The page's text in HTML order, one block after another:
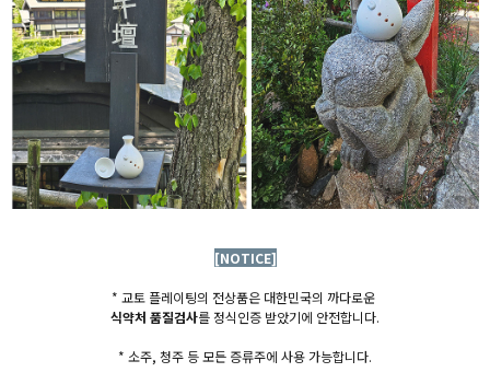
[NOTICE]
* 교토 플레이팅의 전상품은 대한민국의 까다로운
식약처 품질검사를 정식인증 받았기에 안전합니다.
* 소주, 청주 등 모든 증류주에 사용 가능합니다.